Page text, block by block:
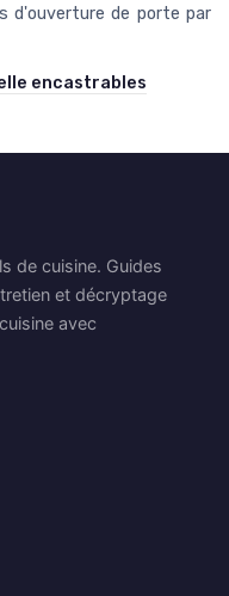
d'ouverture de porte par
encastrables
de cuisine. Guides
et décryptage
avec